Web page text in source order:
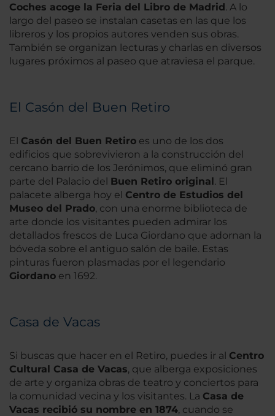
Coches acoge la Feria del Libro de Madrid. A lo
largo del paseo se instalan casetas en las que los
libreros y los propios autores venden sus obras.
También se organizan lecturas y charlas en diversos
lugares próximos al paseo que atraviesa el parque.
El Casón del Buen Retiro
El Casón del Buen Retiro es uno de los dos
edificios que sobrevivieron a la construcción del
cercano barrio de los Jerónimos, que eliminó gran
parte del Palacio del Buen Retiro original. El
palacete alberga hoy el Centro de Estudios del
Museo del Prado, con una enorme biblioteca de
arte donde los visitantes pueden admirar los
detallados frescos de Luca Giordano que adornan la
bóveda sobre el antiguo salón de baile. Estas
pinturas fueron plasmadas por el legendario
Giordano en 1692.
Casa de Vacas
Si buscas que hacer en el Retiro, puedes ir al Centro
Cultural Casa de Vacas, que alberga exposiciones
de arte y organiza obras de teatro y conciertos para
la comunidad vecina y los visitantes. La Casa de
Vacas recibió su nombre en 1874, cuando se